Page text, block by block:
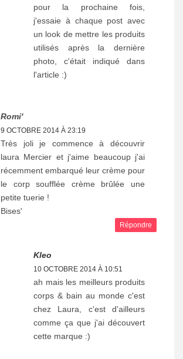
pour la prochaine fois,
j'essaie à chaque post avec
un look de mettre les produits
utilisés après la dernière
photo, c'était indiqué dans
l'article :)
Romi'
9 OCTOBRE 2014 À 23:19
Très joli je commence à découvrir
laura Mercier et j'aime beaucoup j'ai
récemment embarqué leur crème pour
le corp soufflée crème brûlée une
petite tuerie !
Bises'
Répondre
Kleo
10 OCTOBRE 2014 À 10:51
ah mais les meilleurs produits
corps & bain au monde c'est
chez Laura, c'est d'ailleurs
comme ça que j'ai découvert
cette marque :)